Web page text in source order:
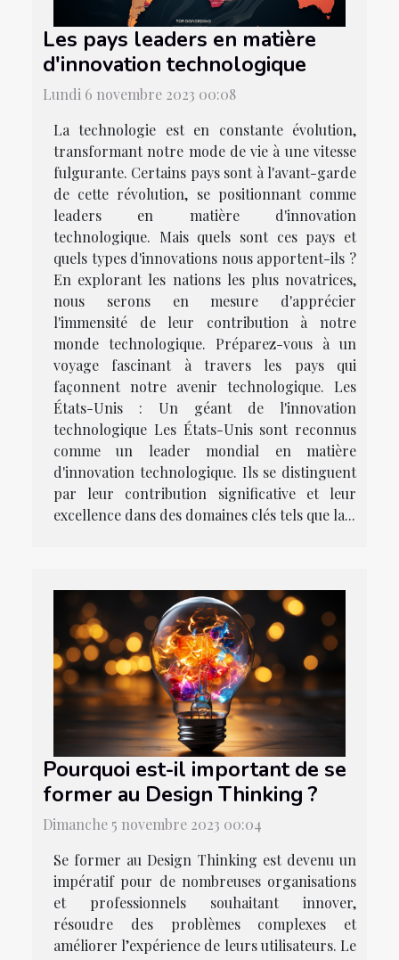
Les pays leaders en matière
d'innovation technologique
Lundi 6 novembre 2023 00:08
La technologie est en constante évolution,
transformant notre mode de vie à une vitesse
fulgurante. Certains pays sont à l'avant-garde
de cette révolution, se positionnant comme
leaders en matière d'innovation
technologique. Mais quels sont ces pays et
quels types d'innovations nous apportent-ils ?
En explorant les nations les plus novatrices,
nous serons en mesure d'apprécier
l'immensité de leur contribution à notre
monde technologique. Préparez-vous à un
voyage fascinant à travers les pays qui
façonnent notre avenir technologique. Les
États-Unis : Un géant de l'innovation
technologique Les États-Unis sont reconnus
comme un leader mondial en matière
d'innovation technologique. Ils se distinguent
par leur contribution significative et leur
excellence dans des domaines clés tels que la...
Pourquoi est-il important de se
former au Design Thinking ?
Dimanche 5 novembre 2023 00:04
Se former au Design Thinking est devenu un
impératif pour de nombreuses organisations
et professionnels souhaitant innover,
résoudre des problèmes complexes et
améliorer l’expérience de leurs utilisateurs. Le